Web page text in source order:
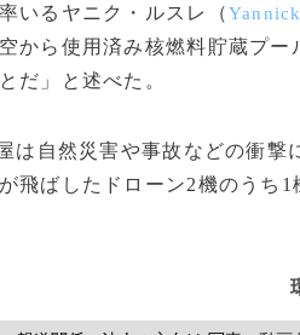
いるヤニク・ルスレ（
から使用済み核燃料貯蔵プー
だ」と述べた。
は自然災害や事故などの衝撃
飛ばしたドローン2機のうち1